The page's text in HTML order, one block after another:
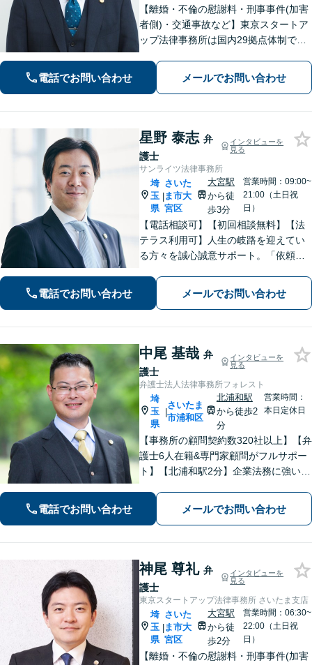
【離婚・不倫の慰謝料・刑事事件(加害
者側)・交通事故など】東京スタートア
ップ法律事務所は国内29拠点体制で全
対応(法律相談は完全予約制)】各分野で
専門性の高い弁護士が寄り添い解決を
電話でお問い合わせ メールでお問い合わせ
星野 泰志 弁
護士
インタビューを
見る
サンライツ法律事務所
埼
玉
県
|
さいた
ま市大
宮区
大宮駅
から徒
歩3分
営業時間：09:00~
21:00（土日祝
日）
【電話相談可】【初回相談無料】【法
テラス利用可】人生の岐路を迎えてい
る方々を誠心誠意サポート。「依頼者
女問題／借金問題／相続／企業法務／
刑事事件／交通事故／労働問題など、
電話でお問い合わせ メールでお問い合わせ
中尾 基哉 弁
護士
インタビューを
見る
弁護士法人法律事務所フォレスト
埼
玉
県
|
さいたま
市浦和区
北浦和駅
から徒歩2
分
営業時間：
本日定休日
【事務所の顧問契約数320社以上】【弁
護士6人在籍&専門家顧問がフルサポー
ト】【北浦和駅2分】企業法務に強い弁
動産などに対応します。中小企業さ
ま、個人事業主さまからのご相談に注
電話でお問い合わせ メールでお問い合わせ
神尾 尊礼 弁
護士
インタビューを
見る
東京スタートアップ法律事務所 さいたま支店
埼
玉
県
|
さいた
ま市大
宮区
大宮駅
から徒
歩2分
営業時間：06:30~
22:00（土日祝
日）
【離婚・不倫の慰謝料・刑事事件(加害